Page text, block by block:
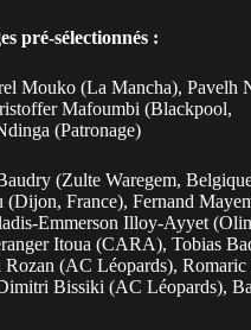
pré-sélectionnés :
Mouko (La Mancha), Pavelh
Mafoumbi (Blackpool,
(Patronage)
(Zulte Waregem,
France), Fernand
Emmerson Illoy-Ayyet
Itoua (CARA), Tobias
Rozan (AC Léopards), Romaric
Bissiki (AC Léopards),